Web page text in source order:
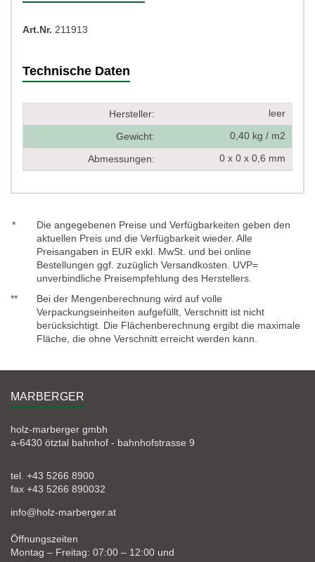
Art.Nr. 211913
Technische Daten
Hersteller: leer
Gewicht: 0,40 kg / m2
Abmessungen: 0 x 0 x 0,6 mm
*
Die angegebenen Preise und Verfügbarkeiten geben den
aktuellen Preis und die Verfügbarkeit wieder. Alle
Preisangaben in EUR exkl. MwSt. und bei online
Bestellungen ggf. zuzüglich Versandkosten. UVP=
unverbindliche Preisempfehlung des Herstellers.
**
Bei der Mengenberechnung wird auf volle
Verpackungseinheiten aufgefüllt, Verschnitt ist nicht
berücksichtigt. Die Flächenberechnung ergibt die maximale
Fläche, die ohne Verschnitt erreicht werden kann.
MARBERGER
holz-marberger gmbh
a-6430 ötztal bahnhof - bahnhofstrasse 9
tel. +43 5266 8900
fax +43 5266 890032
info@holz-marberger.at
Öffnungszeiten
Montag – Freitag: 07:00 – 12:00 und